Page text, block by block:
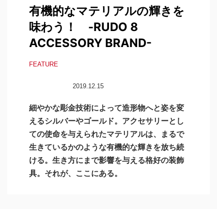
有機的なマテリアルの輝きを
味わう！ -RUDO 8
ACCESSORY BRAND-
FEATURE
2019.12.15
細やかな彫金技術によって造形物へと姿を変
えるシルバーやゴールド。アクセサリーとし
ての使命を与えられたマテリアルは、まるで
生きているかのような有機的な輝きを放ち続
ける。生き方にまで影響を与える格好の装飾
具。それが、ここにある。